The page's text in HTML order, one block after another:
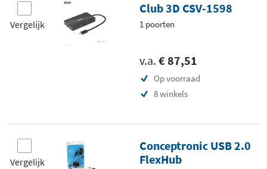
Vergelijk
Club 3D CSV-1598
1 poorten
v.a. € 87,51
Op voorraad
8 winkels
Vergelijk
Conceptronic USB 2.0
FlexHub